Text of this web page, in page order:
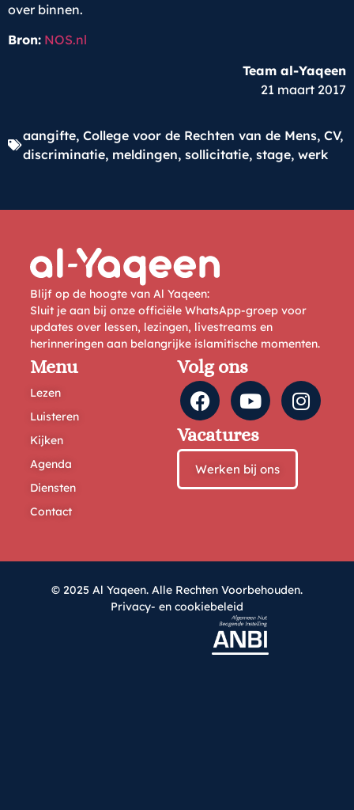
over binnen.
Bron: NOS.nl
Team al-Yaqeen
21 maart 2017
aangifte, College voor de Rechten van de Mens, CV,
discriminatie, meldingen, sollicitatie, stage, werk
Blijf op de hoogte van Al Yaqeen:
Sluit je aan bij onze officiële WhatsApp-groep voor
updates over lessen, lezingen, livestreams en
herinneringen aan belangrijke islamitische momenten.
Menu
Lezen
Luisteren
Kijken
Agenda
Diensten
Contact
Volg ons
Vacatures
Werken bij ons
© 2025 Al Yaqeen. Alle Rechten Voorbehouden.
Privacy- en cookiebeleid